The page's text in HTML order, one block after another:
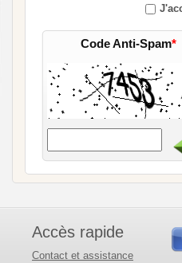
Code Anti-Spam*
Accès rapide
Contact et assistance